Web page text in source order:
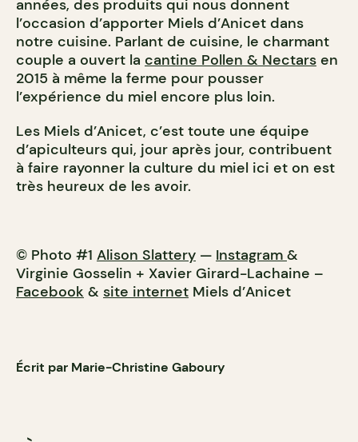
années, des produits qui nous donnent
l’occasion d’apporter Miels d’Anicet dans
notre cuisine. Parlant de cuisine, le charmant
couple a ouvert la cantine Pollen & Nectars en
2015 à même la ferme pour pousser
l’expérience du miel encore plus loin.
Les Miels d’Anicet, c’est toute une équipe
d’apiculteurs qui, jour après jour, contribuent
à faire rayonner la culture du miel ici et on est
très heureux de les avoir.
© Photo #1 Alison Slattery — Instagram &
Virginie Gosselin + Xavier Girard-Lachaine –
Facebook & site internet Miels d’Anicet
Écrit par Marie-Christine Gaboury